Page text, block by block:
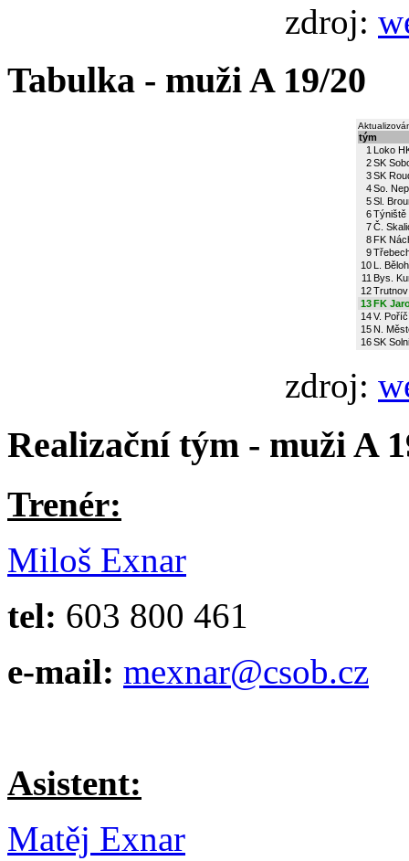
zdroj:
Tabulka - muži A 19/20
tým
1 Loko
2SK
3SK
4So.
5Sl.
6Týniště
7Č.
8 FK
9
10 L.
11 Bys.
12
13FK
14V.
15 N.
16SK
zdroj:
Realizační tým - muži A
Trenér:
Miloš Exnar
tel: 603 800 461
e-mail: mexnar@csob.cz
Asistent:
Matěj Exnar